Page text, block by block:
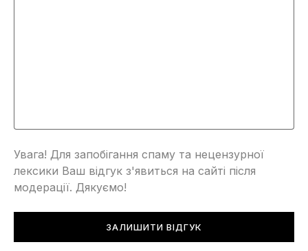
Увага! Для запобігання спаму та нецензурної
лексики Ваш відгук з'явиться на сайті після
модерації. Дякуємо!
ЗАЛИШИТИ ВІДГУК